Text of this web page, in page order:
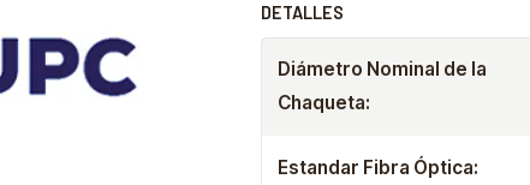
DETALLES
Diámetro Nominal de la
Chaqueta:
Estandar Fibra Óptica: